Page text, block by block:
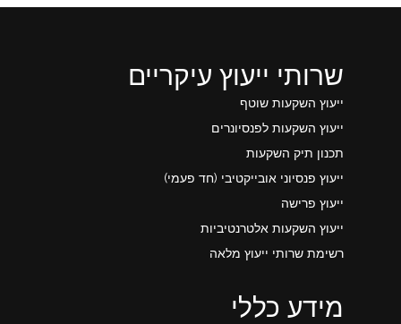
שרותי ייעוץ עיקריים
ייעוץ השקעות שוטף
ייעוץ השקעות לפנסיונרים
תכנון תיק השקעות
ייעוץ פנסיוני אובייקטיבי (חד פעמי)
ייעוץ פרישה
ייעוץ השקעות אלטרנטיביות
רשימת שרותי ייעוץ מלאה
מידע כללי